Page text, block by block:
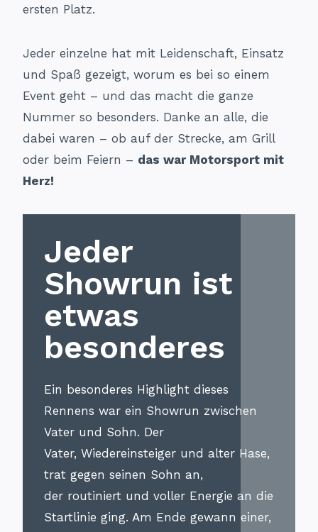
ersten Platz.
Jeder einzelne hat mit Leidenschaft, Einsatz
und Spaß gezeigt, worum es bei so einem
Event geht – und das macht die ganze
Nummer so besonders. Danke an alle, die
dabei waren – ob auf der Strecke, am Grill
oder beim Feiern – das war Motorsport mit
Herz!
Jeder
Showrun ist
etwas
besonderes
Ein besonderes Highlight dieses
Rennens war ein Showrun zwischen
Vater und Sohn. Der
Vater, Wiedereinsteiger und alter Hase,
trat gegen seinen Sohn an,
der routiniert und voller Energie an die
Startlinie ging. Am Ende gewann einer,